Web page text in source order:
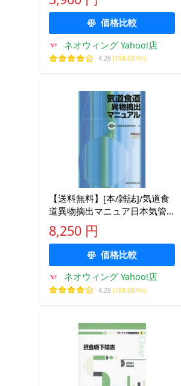
価格比較
ネオウィング Yahoo!店
4.28 (109,007件)
【送料無料】[本/雑誌]/気道食
道異物摘出マニュア日本気管
食道科学会/編
8,250 円
価格比較
ネオウィング Yahoo!店
4.28 (109,007件)